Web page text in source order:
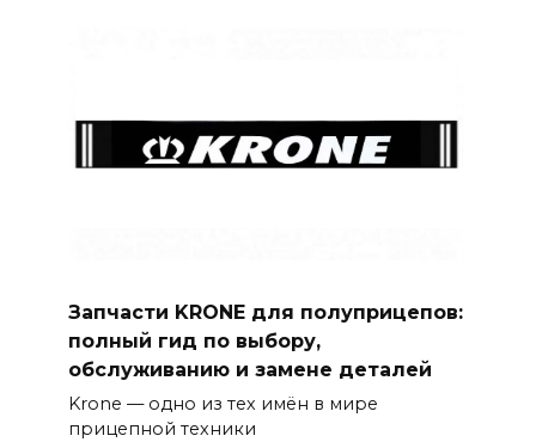
Запчасти KRONE для полуприцепов:
полный гид по выбору,
обслуживанию и замене деталей
Krone — одно из тех имён в мире
прицепной техники